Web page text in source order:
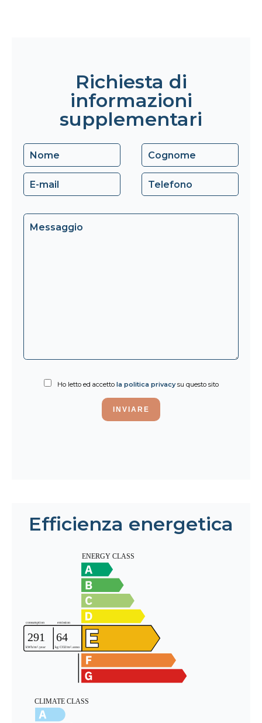
Richiesta di
informazioni
supplementari
Ho letto ed accetto la politica privacysu questo sito
INVIARE
Efficienza energetica